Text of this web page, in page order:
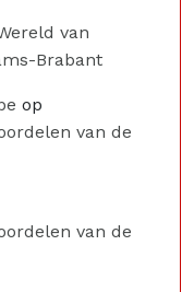
van
Brabant
op
van de
van de